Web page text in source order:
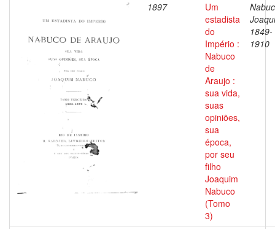
1897
Um
estadista
do
Império :
Nabuco
de
Araujo :
sua vida,
suas
opiniões,
sua
época,
por seu
filho
Joaquim
Nabuco
(Tomo
3)
1849-
1910